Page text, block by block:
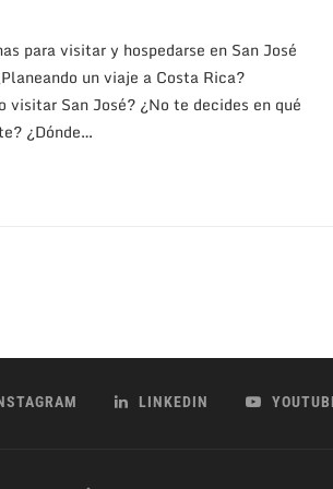
para visitar y hospedarse en San José
un viaje a Costa Rica?
visitar San José? ¿No te decides en qué
¿Dónde…
LINKEDIN